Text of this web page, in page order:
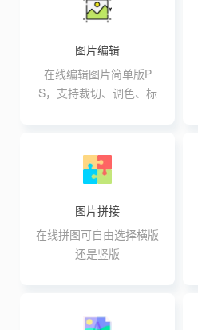
图片编辑
在线编辑图片简单版P
S，支持裁切、调色、标
图片拼接
在线拼图可自由选择横版
还是竖版